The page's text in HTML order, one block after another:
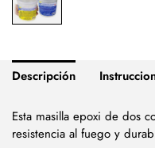
Descripción
Esta masilla epoxi de dos
resistencia al fuego y